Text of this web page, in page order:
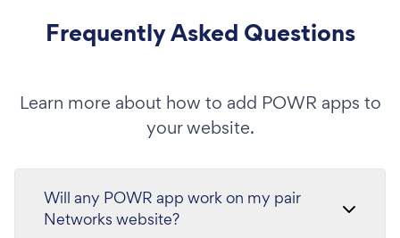
Frequently Asked Questions
Learn more about how to add POWR apps to
your website.
Will any POWR app work on my pair
Networks website?